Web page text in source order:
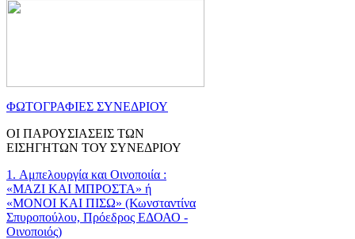
ΦΩΤΟΓΡΑΦΙΕΣ ΣΥΝΕΔΡΙΟΥ
ΟΙ ΠΑΡΟΥΣΙΑΣΕΙΣ ΤΩΝ
ΕΙΣΗΓΗΤΩΝ ΤΟΥ ΣΥΝΕΔΡΙΟΥ
1. Αμπελουργία και Οινοποιία :
«ΜΑΖΙ ΚΑΙ ΜΠΡΟΣΤΑ» ή
«ΜΟΝΟΙ ΚΑΙ ΠΙΣΩ» (Κωνσταντίνα
Σπυροπούλου, Πρόεδρος ΕΔΟΑΟ -
Οινοποιός)